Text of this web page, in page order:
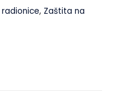
, Zaštita na